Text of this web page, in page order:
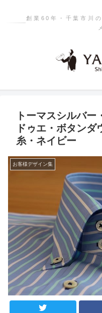
創業60年・千葉市川
トーマスシルバ
ドゥエ・ボタン
糸・ネイビー
お客様デザイン集